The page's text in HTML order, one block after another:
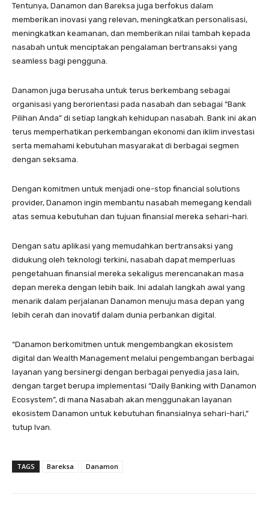
Tentunya, Danamon dan Bareksa juga berfokus dalam
memberikan inovasi yang relevan, meningkatkan personalisasi,
meningkatkan keamanan, dan memberikan nilai tambah kepada
nasabah untuk menciptakan pengalaman bertransaksi yang
seamless bagi pengguna.
Danamon juga berusaha untuk terus berkembang sebagai
organisasi yang berorientasi pada nasabah dan sebagai “Bank
Pilihan Anda” di setiap langkah kehidupan nasabah. Bank ini akan
terus memperhatikan perkembangan ekonomi dan iklim investasi
serta memahami kebutuhan masyarakat di berbagai segmen
dengan seksama.
Dengan komitmen untuk menjadi one-stop financial solutions
provider, Danamon ingin membantu nasabah memegang kendali
atas semua kebutuhan dan tujuan finansial mereka sehari-hari.
Dengan satu aplikasi yang memudahkan bertransaksi yang
didukung oleh teknologi terkini, nasabah dapat memperluas
pengetahuan finansial mereka sekaligus merencanakan masa
depan mereka dengan lebih baik. Ini adalah langkah awal yang
menarik dalam perjalanan Danamon menuju masa depan yang
lebih cerah dan inovatif dalam dunia perbankan digital.
“Danamon berkomitmen untuk mengembangkan ekosistem
digital dan Wealth Management melalui pengembangan berbagai
layanan yang bersinergi dengan berbagai penyedia jasa lain,
dengan target berupa implementasi “Daily Banking with Danamon
Ecosystem”, di mana Nasabah akan menggunakan layanan
ekosistem Danamon untuk kebutuhan finansialnya sehari-hari,“
tutup Ivan.
TAGS Bareksa Danamon